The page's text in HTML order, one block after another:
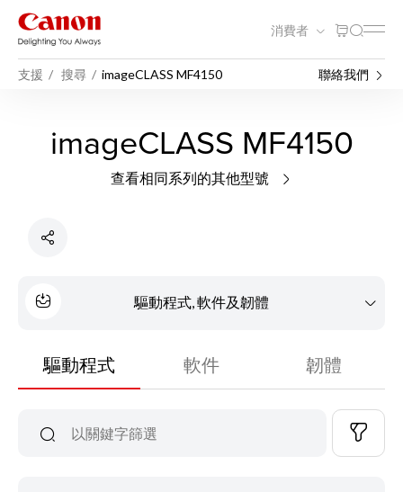
消費者
支援 搜尋 imageCLASS MF4150 聯絡我們
imageCLASS MF4150
查看相同系列的其他型號
驅動程式, 軟件及韌體
驅動程式 軟件 韌體